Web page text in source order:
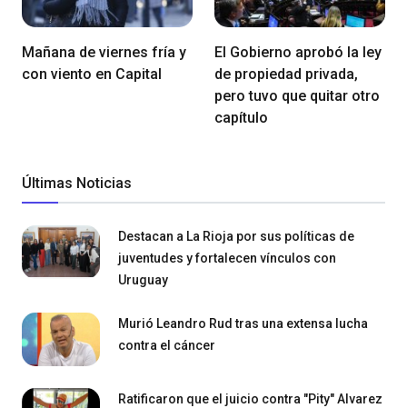
Mañana de viernes fría y
con viento en Capital
El Gobierno aprobó la ley
de propiedad privada,
pero tuvo que quitar otro
capítulo
Últimas Noticias
Destacan a La Rioja por sus políticas de
juventudes y fortalecen vínculos con
Uruguay
Murió Leandro Rud tras una extensa lucha
contra el cáncer
Ratificaron que el juicio contra "Pity" Alvarez